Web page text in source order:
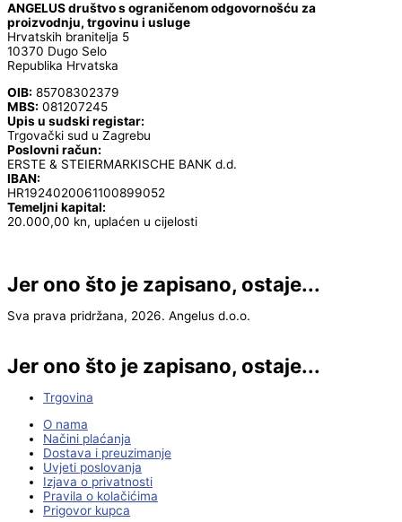
ANGELUS društvo s ograničenom odgovornošću za
proizvodnju, trgovinu i usluge
Hrvatskih branitelja 5
10370 Dugo Selo
Republika Hrvatska
OIB: 85708302379
MBS: 081207245
Upis u sudski registar:
Trgovački sud u Zagrebu
Poslovni račun:
ERSTE & STEIERMARKISCHE BANK d.d.
IBAN:
HR1924020061100899052
Temeljni kapital:
20.000,00 kn, uplaćen u cijelosti
Jer ono što je zapisano, ostaje...
Sva prava pridržana, 2026. Angelus d.o.o.
Jer ono što je zapisano, ostaje...
Trgovina
O nama
Načini plaćanja
Dostava i preuzimanje
Uvjeti poslovanja
Izjava o privatnosti
Pravila o kolačićima
Prigovor kupca